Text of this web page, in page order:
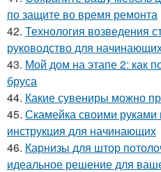
по защите во время ремонта
42. Технология возведения
руководство для
43. Мой дом на этапе 2: как
бруса
44. Какие сувениры можно
45. Скамейка своими руками
инструкция для начинающих
46. Карнизы для штор
идеальное решение для